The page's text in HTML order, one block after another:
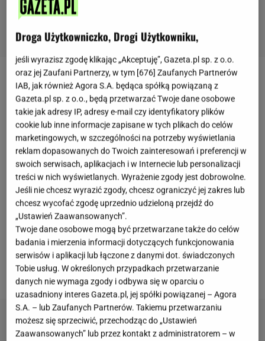
Karniszówka. Cóż to takiego? To nazwa, którą moja
ciocia-babcia określaładojrzewający schab,który
zawsze robiła na różne święta, w tym na Wielkanoc
Nazwa wzięła się stąd, że odpowiednio
przyrządzone mięso wkładało się do gazy lub
pończochy i podwieszało gdzieś w domu,
najczęściej na karniszu, by dojrzewało przez kilka
dni. Pamiętam, że karniszówka cieszyła się
ogromnym uwielbieniem w mojej rodzinie i teraz
sama ją robię, bo raz, że ją naprawdę ubóstwiam, a
dwa, żejest banalna w wykonaniu, trzeba tylko
pilnować czasu.Co jest ważne? Od początku.
Droga Użytkowniczko, Drogi Użytkowniku,
jeśli wyrazisz zgodę klikając „Akceptuję”, Gazeta.pl sp. z o.o.
oraz jej Zaufani Partnerzy, w tym [676] Zaufanych Partnerów
IAB, jak również Agora S.A. będąca spółką powiązaną z
Gazeta.pl sp. z o.o., będą przetwarzać Twoje dane osobowe
takie jak adresy IP, adresy e-mail czy identyfikatory plików
cookie lub inne informacje zapisane w tych plikach do celów
marketingowych, w szczególności na potrzeby wyświetlania
reklam dopasowanych do Twoich zainteresowań i preferencji w
swoich serwisach, aplikacjach i w Internecie lub personalizacji
treści w nich wyświetlanych. Wyrażenie zgody jest dobrowolne.
Jeśli nie chcesz wyrazić zgody, chcesz ograniczyć jej zakres lub
chcesz wycofać zgodę uprzednio udzieloną przejdź do
„Ustawień Zaawansowanych”.
Twoje dane osobowe mogą być przetwarzane także do celów
badania i mierzenia informacji dotyczących funkcjonowania
serwisów i aplikacji lub łączone z danymi dot. świadczonych
Tobie usług. W określonych przypadkach przetwarzanie
danych nie wymaga zgody i odbywa się w oparciu o
uzasadniony interes Gazeta.pl, jej spółki powiązanej – Agora
S.A. – lub Zaufanych Partnerów. Takiemu przetwarzaniu
możesz się sprzeciwić, przechodząc do „Ustawień
Zaawansowanych” lub przez kontakt z administratorem – w